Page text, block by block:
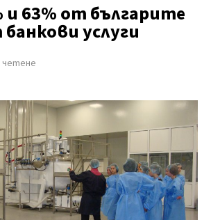
и 63% от българите
услуги
четене